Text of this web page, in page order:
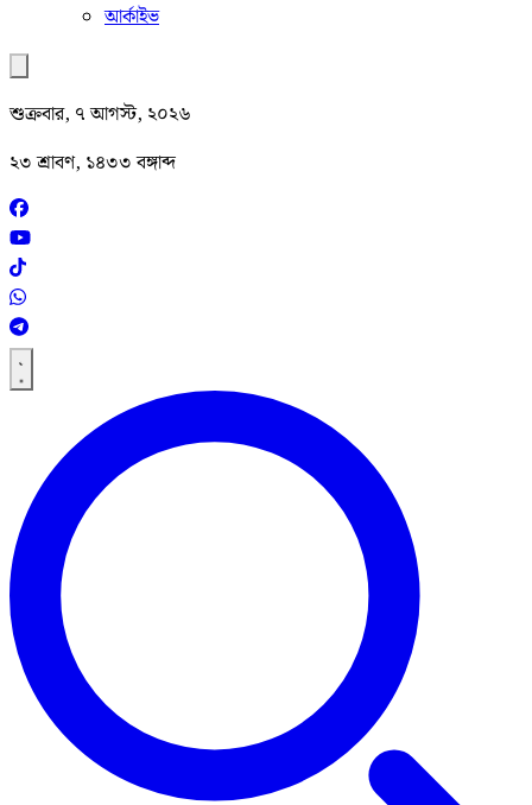
আর্কাইভ
শুক্রবার, ৭ আগস্ট, ২০২৬
২৩ শ্রাবণ, ১৪৩৩ বঙ্গাব্দ